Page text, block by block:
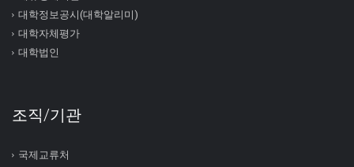
대학정보공시(대학알리미)
대학자체평가
대학법인
조직/기관
국제교류처